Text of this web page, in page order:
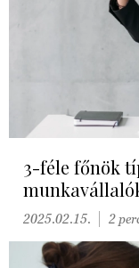
3-féle főnök
2025.02.15. 2